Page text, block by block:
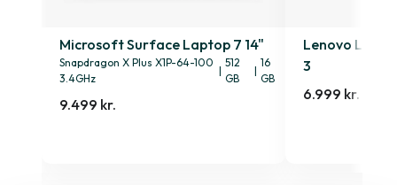
Microsoft Surface Laptop 7 14"
Snapdragon X Plus X1P-64-100
3.4GHz
|
512
GB
|
16
GB
9.499 kr.
Lenovo
3
6.999 kr.